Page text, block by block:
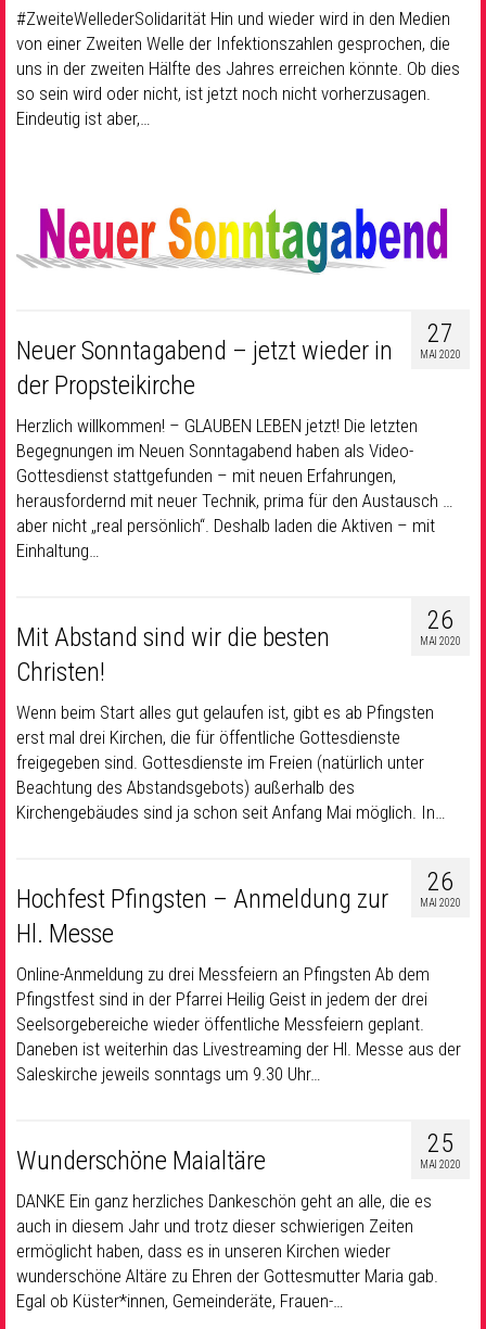
#ZweiteWellederSolidarität Hin und wieder wird in den Medien
von einer Zweiten Welle der Infektionszahlen gesprochen, die
uns in der zweiten Hälfte des Jahres erreichen könnte. Ob dies
so sein wird oder nicht, ist jetzt noch nicht vorherzusagen.
Eindeutig ist aber,…
27
MAI 2020
Neuer Sonntagabend – jetzt wieder in
der Propsteikirche
Herzlich willkommen! – GLAUBEN LEBEN jetzt! Die letzten
Begegnungen im Neuen Sonntagabend haben als Video-
Gottesdienst stattgefunden – mit neuen Erfahrungen,
herausfordernd mit neuer Technik, prima für den Austausch …
aber nicht „real persönlich“. Deshalb laden die Aktiven – mit
Einhaltung…
26
MAI 2020
Mit Abstand sind wir die besten
Christen!
Wenn beim Start alles gut gelaufen ist, gibt es ab Pfingsten
erst mal drei Kirchen, die für öffentliche Gottesdienste
freigegeben sind. Gottesdienste im Freien (natürlich unter
Beachtung des Abstandsgebots) außerhalb des
Kirchengebäudes sind ja schon seit Anfang Mai möglich. In…
26
MAI 2020
Hochfest Pfingsten – Anmeldung zur
Hl. Messe
Online-Anmeldung zu drei Messfeiern an Pfingsten Ab dem
Pfingstfest sind in der Pfarrei Heilig Geist in jedem der drei
Seelsorgebereiche wieder öffentliche Messfeiern geplant.
Daneben ist weiterhin das Livestreaming der Hl. Messe aus der
Saleskirche jeweils sonntags um 9.30 Uhr…
25
MAI 2020
Wunderschöne Maialtäre
DANKE Ein ganz herzliches Dankeschön geht an alle, die es
auch in diesem Jahr und trotz dieser schwierigen Zeiten
ermöglicht haben, dass es in unseren Kirchen wieder
wunderschöne Altäre zu Ehren der Gottesmutter Maria gab.
Egal ob Küster*innen, Gemeinderäte, Frauen-…